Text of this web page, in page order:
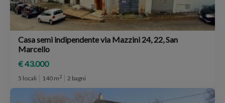
Casa semi indipendente via Mazzini 24, 22, San
Marcello
€ 43.000
5 locali 140 m2 2 bagni